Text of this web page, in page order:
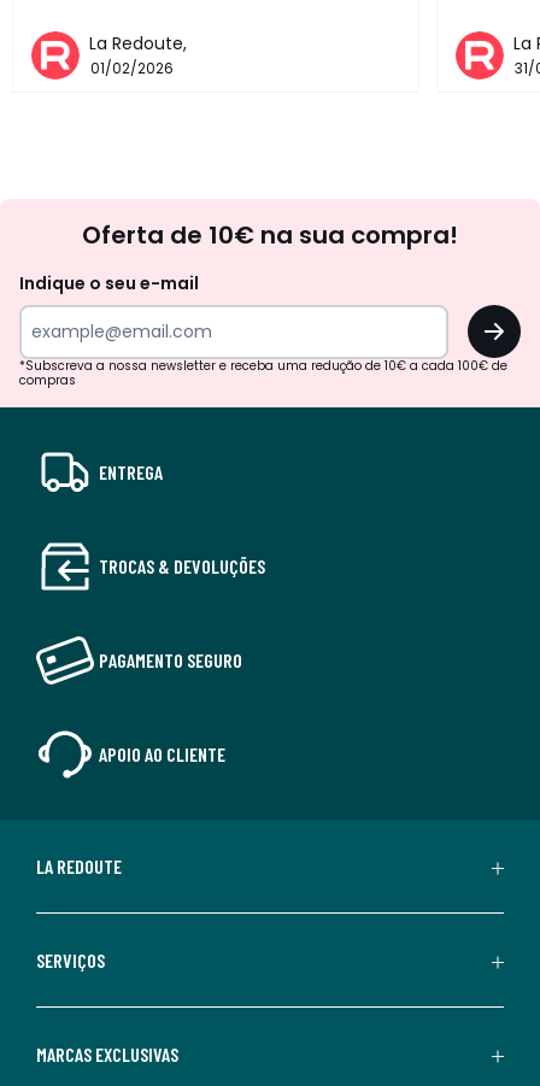
La Redoute,
01/02/2026
La
Oferta de 10€ na sua compra!
Indique o seu e-mail
OK
*Subscreva a nossa newsletter e receba uma redução de 10€ a cada 100€ de
compras
ENTREGA
TROCAS & DEVOLUÇÕES
PAGAMENTO SEGURO
APOIO AO CLIENTE
LA REDOUTE
SERVIÇOS
MARCAS EXCLUSIVAS